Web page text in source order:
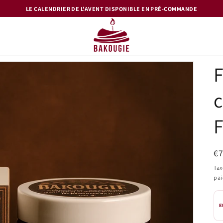
LE CALENDRIER DE L'AVENT DISPONIBLE EN PRÉ-COMMANDE